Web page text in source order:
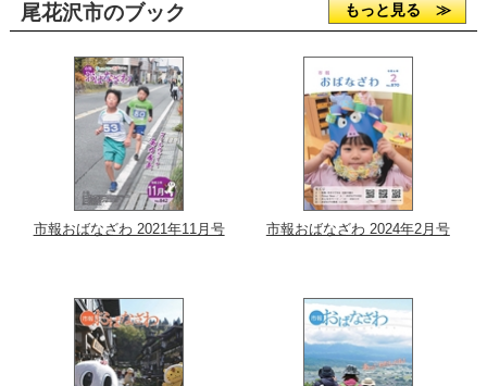
尾花沢市のブック もっと見る ≫
市報おばなざわ 2021年11月号 市報おばなざわ 2024年2月号